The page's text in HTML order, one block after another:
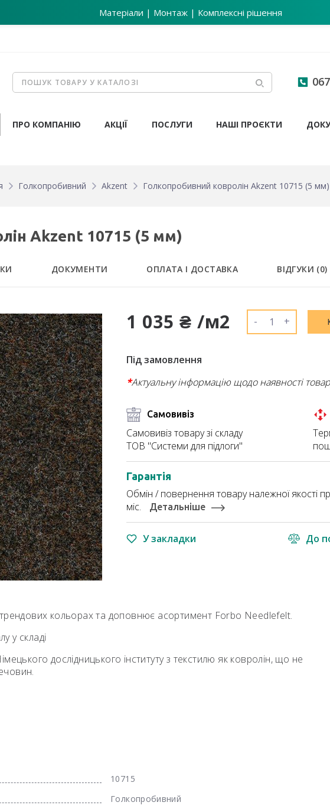
Матеріали | Монтаж | Комплексні рішення
ПРО КОМПАНІЮ АКЦІЇ ПОСЛУГИ НАШІ ПРОЄКТИ
Голкопробивний Akzent Голкопробивний ковролін Akzent 10715 (5 мм)
Akzent 10715 (5 мм)
ДОКУМЕНТИ ОПЛАТА І ДОСТАВКА ВІДГУКИ (0)
1 035 ₴ /м2 - +
Під замовлення
*Актуальну інформацію щодо наявності
Самовивіз
Самовивіз товару зі складу
ТОВ "Системи для підлоги"
Гарантія
Обмін / повернення товару належної якості
міс.
Детальніше
У закладки До
кольорах та доповнює асортимент Forbo Needlefelt.
у складі
дослідницького інституту з текстилю як ковролін, що не
10715
Голкопробивний